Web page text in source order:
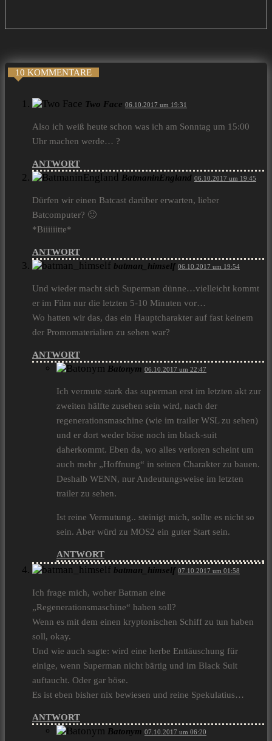
10 KOMMENTARE
Two Face 06.10.2017 um 19:31
Also ich weiß heute schon was ich am Sonntag um 15:00
Uhr machen werde… ?
ANTWORT
BatmaninEngland 06.10.2017 um 19:45
Dürfen wir einen Batcast darüber erwarten, lieber
Batcomputer? 🙂
*Biiiiiitte*
ANTWORT
batman_himself 06.10.2017 um 19:54
Und wieder macht sich Superman dünne…vielleicht kommt
er im Film nur die letzten 5-10 Minuten vor…
Wo hatten wir das, das ein Hauptcharakter auf fast keinem
der Promomaterialien zu sehen war?
ANTWORT
Batonym 06.10.2017 um 22:47
Ich vermute stark das superman erst im letzten akt zur
zweiten hälfte zusehen sein wird, nach der
regenerationsmaschine (wie im trailer WSL zu sehen)
und er dort weder böse noch im black-suit
daherkommt. Eben da, wo alles verloren scheint um
auch mehr „Hoffnung“ in seinen Charakter zu bauen.
Deshalb WENN, nur Andeutungsweise im letzten
trailer zu sehen.
Ist reine Vermutung.. steinigt mich, sollte es nicht so
sein. Aber würd zu MOS2 ein guter Start sein.
ANTWORT
batman_himself 07.10.2017 um 01:58
Ich frage mich, woher Batman eine
„Regenerationsmaschine“ haben soll?
Wenn es mit dem einen kryptonischen Schiff zu tun haben
soll, okay.
Und wie auch sagte: wird eine herbe Enttäuschung für
einige, wenn Superman nicht bärtig und im Black Suit
auftaucht. Oder gar böse.
Es ist eben bisher nix bewiesen und reine Spekulatius…
ANTWORT
Batonym 07.10.2017 um 06:20